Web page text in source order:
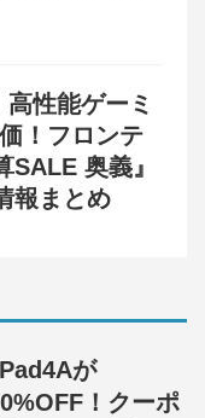
高性能ゲーミ
！フロンテ
SALE 奥義』
報まとめ
が
！クーポ